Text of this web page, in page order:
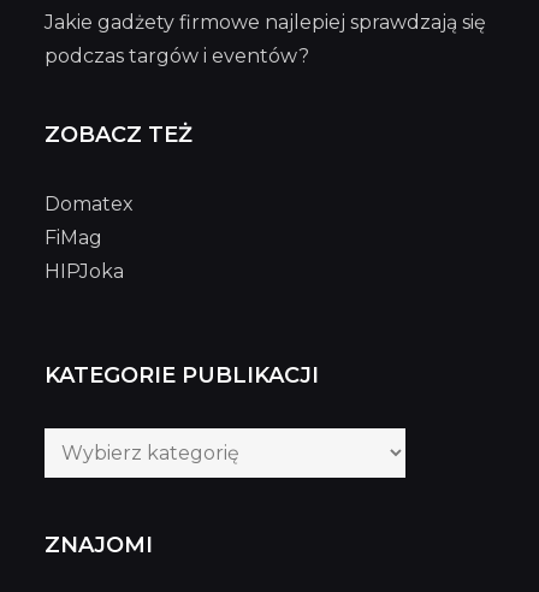
Jakie gadżety firmowe najlepiej sprawdzają się
podczas targów i eventów?
ZOBACZ TEŻ
Domatex
FiMag
HIPJoka
KATEGORIE PUBLIKACJI
Kategorie
publikacji
ZNAJOMI